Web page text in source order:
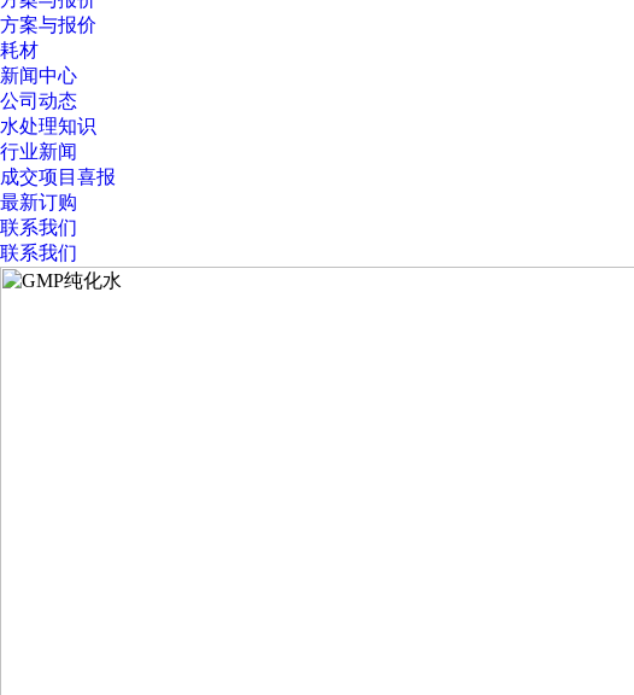
方案与报价
耗材
新闻中心
公司动态
水处理知识
行业新闻
成交项目喜报
最新订购
联系我们
联系我们